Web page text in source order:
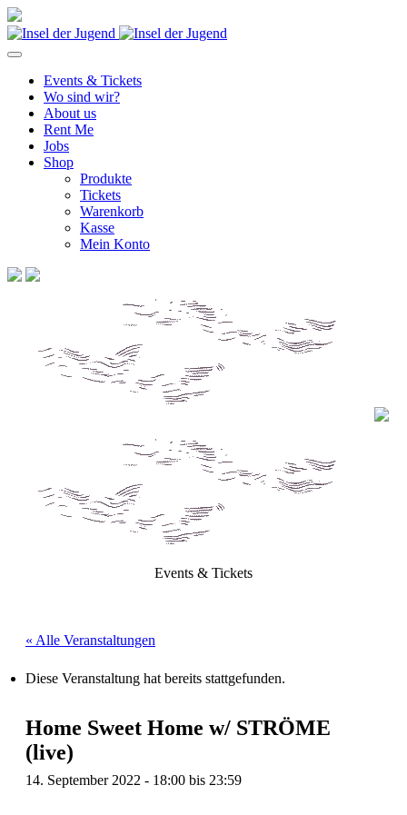
Events & Tickets
Wo sind wir?
About us
Rent Me
Jobs
Shop
Produkte
Tickets
Warenkorb
Kasse
Mein Konto
Events & Tickets
« Alle Veranstaltungen
Diese Veranstaltung hat bereits stattgefunden.
Home Sweet Home w/ STRÖME
(live)
14. September 2022 - 18:00 bis 23:59